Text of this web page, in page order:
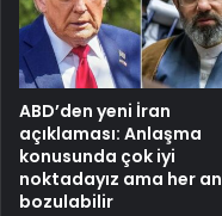
ABD’den yeni İran
açıklaması: Anlaşma
konusunda çok iyi
noktadayız ama her an
bozulabilir